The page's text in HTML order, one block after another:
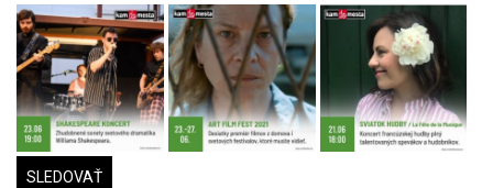
SLEDOVAŤ